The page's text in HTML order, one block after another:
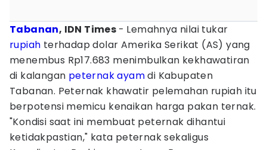
Tabanan, IDN Times - Lemahnya nilai tukar
rupiah terhadap dolar Amerika Serikat (AS) yang
menembus Rp17.683 menimbulkan kekhawatiran
di kalangan peternakayamdi Kabupaten
Tabanan. Peternak khawatir pelemahan rupiah itu
berpotensi memicu kenaikan harga pakan ternak.
"Kondisi saat ini membuat peternak dihantui
ketidakpastian," kata peternak sekaligus